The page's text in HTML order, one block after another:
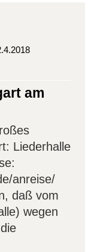
am
Liederhalle
anreise/
daß vom
wegen